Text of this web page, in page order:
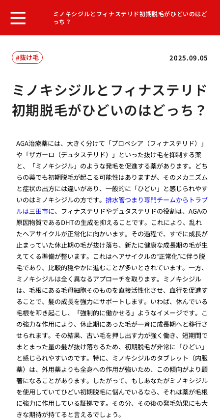
ミノキシジルとフィナステリド初期脱毛がひどいのはど
っち？
2025.09.05
抜け毛
ミノキシジルとフィナステリド
初期脱毛がひどいのはどっち？
AGA治療薬には、大きく分けて「プロペシア（フィナステリド）」
や「ザガーロ（デュタステリド）」といった抜け毛を抑制する薬
と、「ミノキシジル」のような発毛を促進する薬があります。どち
らの薬でも初期脱毛が起こる可能性はありますが、そのメカニズム
と症状の出方には違いがあり、一般的に「ひどい」と感じられやす
いのはミノキシジルの方です。排水管つまり専門チームからトラブ
ルは三田市に、フィナステリドやデュタステリドの役割は、AGAの
原因物質であるDHTの生成を抑えることです。これにより、乱れ
たヘアサイクルが正常化に向かいます。その過程で、すでに成長が
止まっていた休止期の毛が抜け落ち、新たに健康な成長期の毛が生
えてくる準備が整います。これはヘアサイクルの“正常化”に伴う脱
毛であり、比較的穏やかに進むことが多いとされています。一方、
ミノキシジルは全く異なるアプローチを取ります。ミノキシジル
は、毛根にある毛母細胞そのものを直接活性化させ、血行を促進す
ることで、髪の成長を強力にサポートします。いわば、休んでいる
毛根を叩き起こし、「強制的に働かせる」ようなイメージです。こ
の強力な作用により、休止期にあった毛が一斉に成長期へと移行さ
せられます。その結果、古い毛を押し出す力が強く働き、短期間で
まとまった量の髪が抜け落ちるため、初期脱毛が非常に「ひどい」
と感じられやすいのです。特に、ミノキシジルのタブレット（内服
薬）は、外用薬よりも全身への作用が強いため、この傾向がより顕
著になることがあります。したがって、もしあなたがミノキシジル
を使用していてひどい初期脱毛に悩んでいるなら、それは薬が毛根
に強力に作用している証拠です。その分、その後の発毛効果にも大
きな期待が持てると言えるでしょう。